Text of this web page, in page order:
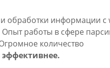
обработки информации с
работы в сфере
количество